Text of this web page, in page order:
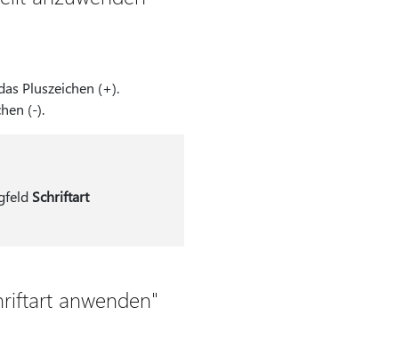
Pluszeichen (+).
(-).
Schriftart
anwenden"